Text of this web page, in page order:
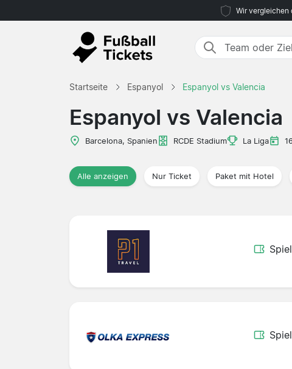
Wir vergleichen
Startseite Espanyol Espanyol vs Valencia
Espanyol vs Valencia
Barcelona, Spanien RCDE Stadium La Liga
Alle anzeigen Nur Ticket Paket mit Hotel